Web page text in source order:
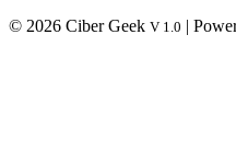
© 2026 Ciber Geek V 1.0 |